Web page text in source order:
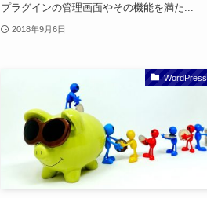
プラグインの管理画面やその機能を満た...
2018年9月6日
WordPress